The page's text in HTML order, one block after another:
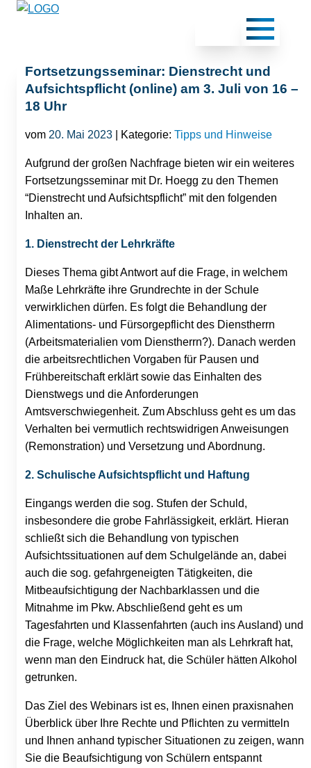
Fortsetzungsseminar: Dienstrecht und
Aufsichtspflicht (online) am 3. Juli von 16 –
18 Uhr
vom 20. Mai 2023 | Kategorie: Tipps und Hinweise
Aufgrund der großen Nachfrage bieten wir ein weiteres
Fortsetzungsseminar mit Dr. Hoegg zu den Themen
“Dienstrecht und Aufsichtspflicht” mit den folgenden
Inhalten an.
1. Dienstrecht der Lehrkräfte
Dieses Thema gibt Antwort auf die Frage, in welchem
Maße Lehrkräfte ihre Grundrechte in der Schule
verwirklichen dürfen. Es folgt die Behandlung der
Alimentations- und Fürsorgepflicht des Dienstherrn
(Arbeitsmaterialien vom Dienstherrn?). Danach werden
die arbeitsrechtlichen Vorgaben für Pausen und
Frühbereitschaft erklärt sowie das Einhalten des
Dienstwegs und die Anforderungen
Amtsverschwiegenheit. Zum Abschluss geht es um das
Verhalten bei vermutlich rechtswidrigen Anweisungen
(Remonstration) und Versetzung und Abordnung.
2. Schulische Aufsichtspflicht und Haftung
Eingangs werden die sog. Stufen der Schuld,
insbesondere die grobe Fahrlässigkeit, erklärt. Hieran
schließt sich die Behandlung von typischen
Aufsichtssituationen auf dem Schulgelände an, dabei
auch die sog. gefahrgeneigten Tätigkeiten, die
Mitbeaufsichtigung der Nachbarklassen und die
Mitnahme im Pkw. Abschließend geht es um
Tagesfahrten und Klassenfahrten (auch ins Ausland) und
die Frage, welche Möglichkeiten man als Lehrkraft hat,
wenn man den Eindruck hat, die Schüler hätten Alkohol
getrunken.
Das Ziel des Webinars ist es, Ihnen einen praxisnahen
Überblick über Ihre Rechte und Pflichten zu vermitteln
und Ihnen anhand typischer Situationen zu zeigen, wann
Sie die Beaufsichtigung von Schülern entspannt